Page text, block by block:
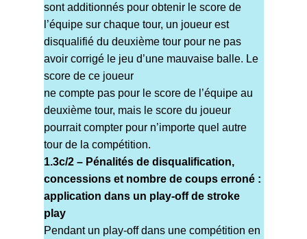
sont additionnés pour obtenir le score de
l’équipe sur chaque tour, un joueur est
disqualifié du deuxième tour pour ne pas
avoir corrigé le jeu d’une mauvaise balle. Le
score de ce joueur
ne compte pas pour le score de l’équipe au
deuxième tour, mais le score du joueur
pourrait compter pour n’importe quel autre
tour de la compétition.
1.3c/2 – Pénalités de disqualification,
concessions et nombre de coups erroné :
application dans un play-off de stroke
play
Pendant un play-off dans une compétition en